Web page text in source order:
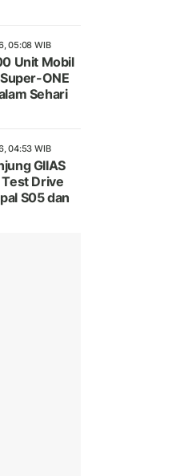
05:08 WIB
Unit Mobil
ONE
Sehari
04:53 WIB
GIIAS
Drive
S05 dan